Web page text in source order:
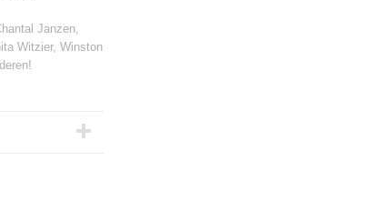
Janzen,
Witzier, Winston